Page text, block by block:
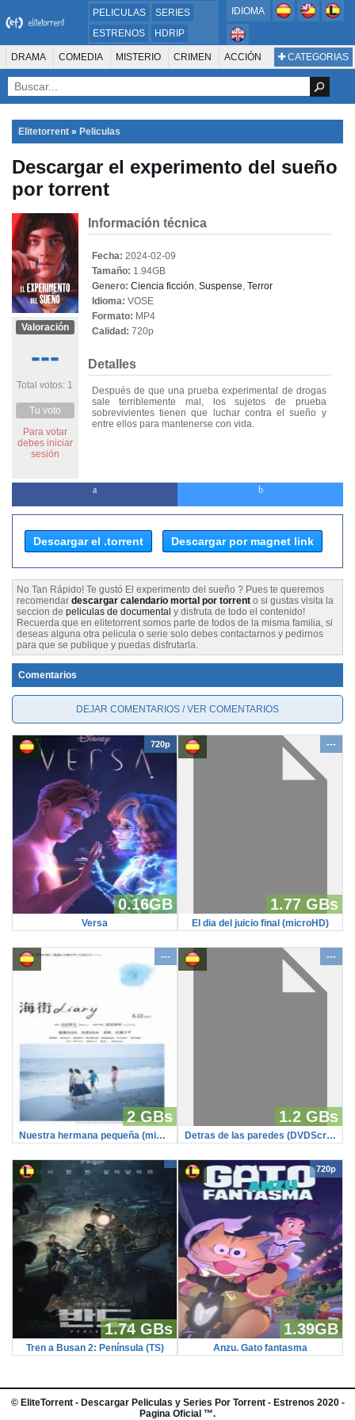
PELICULAS
SERIES
ESTRENOS
HDRIP
MICROHD
720P
DVDRIP
IDIOMA
CATEGORIAS
DRAMA COMEDIA MISTERIO CRIMEN ACCIÓN
SUSPENSO AVENTURA
ANIMACIÓN ROMANCE TERROR CIENCIA FICCIÓN FANTASÍA
FAMILIA DOCUS Y TV
PELÍCULA DE LA TELEVISIÓN FOREIGN KIDS REALITY ANIMACION
Elitetorrent » Peliculas
Descargar el experimento del sueño
por torrent
Valoración
---
Total votos: 1
Tu voto
Para votar
debes iniciar
sesión
Información técnica
Fecha: 2024-02-09
Tamaño: 1.94GB
Genero: Ciencia ficción, Suspense, Terror
Idioma: VOSE
Formato: MP4
Calidad: 720p
Detalles
Después de que una prueba experimental de drogas
sale terriblemente mal, los sujetos de prueba
sobrevivientes tienen que luchar contra el sueño y
entre ellos para mantenerse con vida.
Descargar el .torrent Descargar por magnet link
No Tan Rápido! Te gustó El experimento del sueño ? Pues te queremos
recomendar descargar calendario mortal por torrent o si gustas visita la
seccion de peliculas de documental y disfruta de todo el contenido!
Recuerda que en elitetorrent somos parte de todos de la misma familia, si
deseas alguna otra pelicula o serie solo debes contactarnos y pedirnos
para que se publique y puedas disfrutarla.
Comentarios
DEJAR COMENTARIOS / VER COMENTARIOS
720p
0.16GB
Versa
---
1.77 GBs
El dia del juicio final (microHD)
---
2 GBs
Nuestra hermana pequeña (microHD)
---
1.2 GBs
Detras de las paredes (DVDScreener)
1.74 GBs
Tren a Busan 2: Península (TS)
720p
1.39GB
Anzu. Gato fantasma
© EliteTorrent- Descargar Peliculas y Series Por Torrent - Estrenos 2020 -
Pagina Oficial ™.